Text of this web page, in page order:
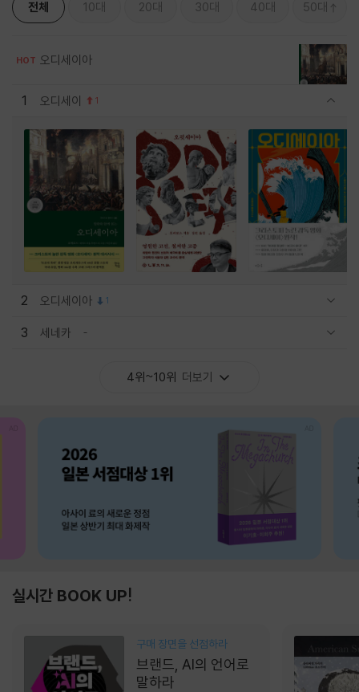
전체 10대 20대 30대 40대 50대
HOT 오디세이아
1 오디세이 1
2 오디세이아 1
3 세네카
4위~10위 더보기
실시간 BOOK UP!
구매 장면을 선점하라
브랜드, AI의 언어로
말하라